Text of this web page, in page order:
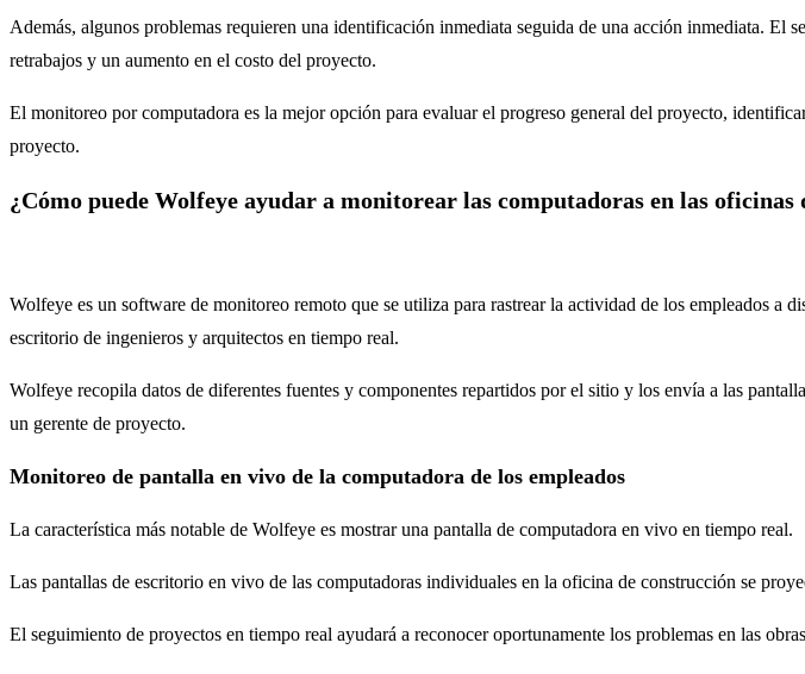
Además, algunos problemas requieren una identificación inmediata seguida de una acción inmediata. El
retrabajos y un aumento en el costo del proyecto.
El monitoreo por computadora es la mejor opción para evaluar el progreso general del proyecto,
proyecto.
¿Cómo puede Wolfeye ayudar a monitorear las computadoras en las oficinas
Wolfeye es un software de monitoreo remoto que se utiliza para rastrear la actividad de los empleados a
escritorio de ingenieros y arquitectos en tiempo real.
Wolfeye recopila datos de diferentes fuentes y componentes repartidos por el sitio y los envía a las
un gerente de proyecto.
Monitoreo de pantalla en vivo de la computadora de los empleados
La característica más notable de Wolfeye es mostrar una pantalla de computadora en vivo en tiempo real.
Las pantallas de escritorio en vivo de las computadoras individuales en la oficina de construcción se
El seguimiento de proyectos en tiempo real ayudará a reconocer oportunamente los problemas en las